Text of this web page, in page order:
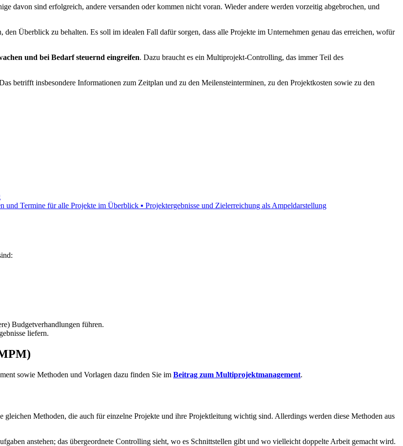
davon sind erfolgreich, andere versanden oder kommen nicht voran. Wieder andere werden vorzeitig abgebrochen, und
Überblick zu behalten. Es soll im idealen Fall dafür sorgen, dass alle Projekte im Unternehmen genau das erreichen, wofür
und bei Bedarf steuernd eingreifen. Dazu braucht es ein Multiprojekt-Controlling, das immer Teil des
betrifft insbesondere Informationen zum Zeitplan und zu den Meilensteinterminen, zu den Projektkosten sowie zu den
und Termine für alle Projekte im Überblick ▪ Projektergebnisse und Zielerreichung als Ampeldarstellung
Budgetverhandlungen führen.
liefern.
sowie Methoden und Vorlagen dazu finden Sie im Beitrag zum Multiprojektmanagement.
Methoden, die auch für einzelne Projekte und ihre Projektleitung wichtig sind. Allerdings werden diese Methoden aus
anstehen; das übergeordnete Controlling sieht, wo es Schnittstellen gibt und wo vielleicht doppelte Arbeit gemacht wird.